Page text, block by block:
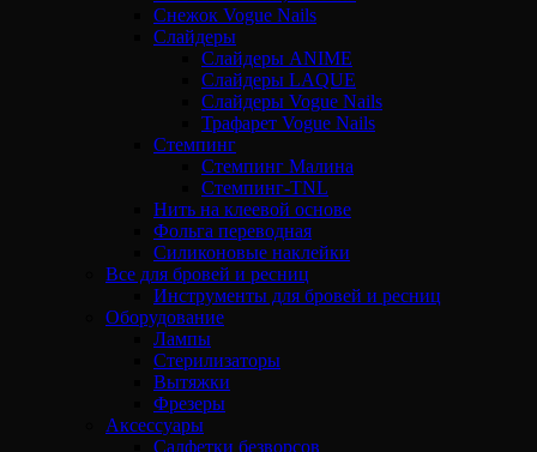
Снежок Vogue Nails
Слайдеры
Слайдеры ANIME
Слайдеры LAQUE
Слайдеры Vogue Nails
Трафарет Vogue Nails
Стемпинг
Стемпинг Малина
Стемпинг-TNL
Нить на клеевой основе
Фольга переводная
Силиконовые наклейки
Все для бровей и ресниц
Инструменты для бровей и ресниц
Оборудование
Лампы
Стерилизаторы
Вытяжки
Фрезеры
Аксессуары
Салфетки безворсов